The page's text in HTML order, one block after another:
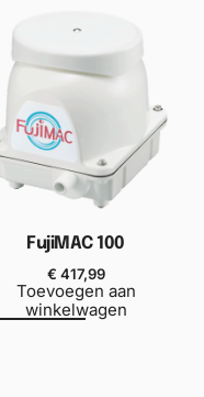
FujiMAC 100
€ 417,99
Toevoegen aan
winkelwagen